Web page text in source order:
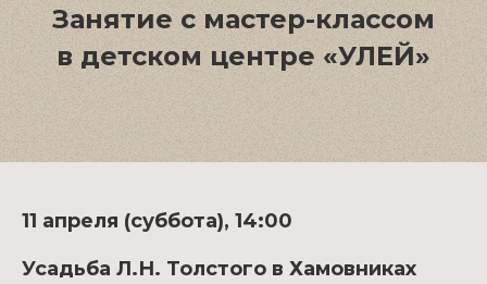
Занятие с мастер-классом
в детском центре «УЛЕЙ»
11 апреля (суббота), 14:00
Усадьба Л.Н. Толстого в Хамовниках